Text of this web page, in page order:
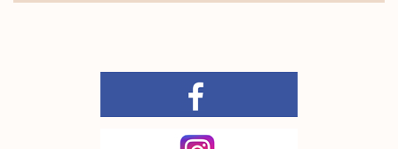
手帳カバー（A5 リングタイプ）